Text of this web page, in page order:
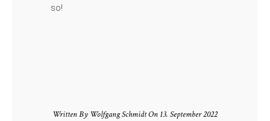
so!
Written By Wolfgang Schmidt On 13. September 2022